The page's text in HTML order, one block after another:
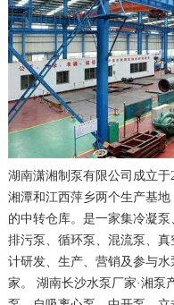
湖南潇湘制泵有限公司成立于
湘潭和江西萍乡两个生产基地
的中转仓库。是一家集冷凝泵
排污泵、循环泵、混流泵、
计研发、生产、营销及参与
家。 湖南长沙水泵厂家·湘泵